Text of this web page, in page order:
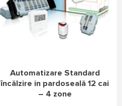
Automatizare Standard
încălzire in pardoseală 12 cai
– 4 zone